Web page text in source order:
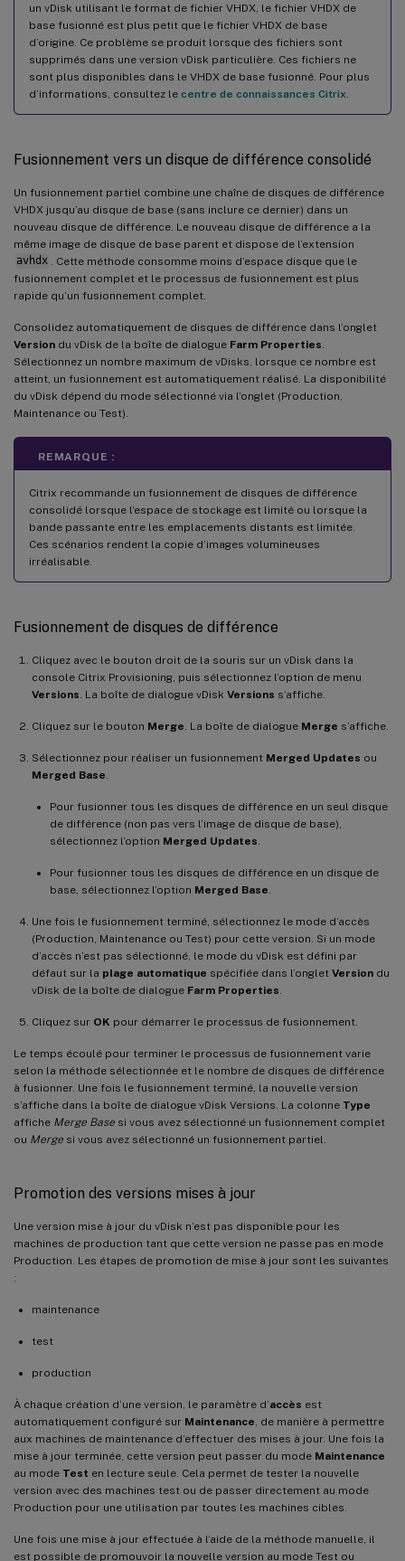
un vDisk utilisant le format de fichier VHDX, le fichier VHDX de
base fusionné est plus petit que le fichier VHDX de base
d’origine. Ce problème se produit lorsque des fichiers sont
supprimés dans une version vDisk particulière. Ces fichiers ne
sont plus disponibles dans le VHDX de base fusionné. Pour plus
d’informations, consultez le centre de connaissances Citrix
Fusionnement vers un disque de différence consolidé
Un fusionnement partiel combine une chaîne de disques de différence
VHDX jusqu’au disque de base (sans inclure ce dernier) dans un
nouveau disque de différence. Le nouveau disque de différence a la
même image de disque de base parent et dispose de l’extension
avhdx
. Cette méthode consomme moins d’espace disque que le
fusionnement complet et le processus de fusionnement est plus
rapide qu’un fusionnement complet.
Consolidez automatiquement de disques de différence dans l’onglet
Version du vDisk de la boîte de dialogue Farm Properties
Sélectionnez un nombre maximum de vDisks, lorsque ce nombre est
atteint, un fusionnement est automatiquement réalisé. La disponibilité
du vDisk dépend du mode sélectionné via l’onglet (Production,
Maintenance ou Test).
REMARQUE :
Citrix recommande un fusionnement de disques de différence
consolidé lorsque l’espace de stockage est limité ou lorsque la
bande passante entre les emplacements distants est limitée.
Ces scénarios rendent la copie d’images volumineuses
irréalisable.
Fusionnement de disques de différence
Cliquez avec le bouton droit de la souris sur un vDisk dans la
console Citrix Provisioning, puis sélectionnez l’option de menu
Versions . La boîte de dialogue vDisk Versions s’affiche.
Cliquez sur le bouton Merge . La boîte de dialogue Merge s’affiche.
Sélectionnez pour réaliser un fusionnement Merged Updates ou
Merged Base
Pour fusionner tous les disques de différence en un seul disque
de différence (non pas vers l’image de disque de base),
sélectionnez l’option Merged Updates
Pour fusionner tous les disques de différence en un disque de
base, sélectionnez l’option Merged Base
Une fois le fusionnement terminé, sélectionnez le mode d’accès
(Production, Maintenance ou Test) pour cette version. Si un mode
d’accès n’est pas sélectionné, le mode du vDisk est défini par
défaut sur la plage automatique spécifiée dans l’onglet Version du
vDisk de la boîte de dialogue Farm Properties
Cliquez sur OK pour démarrer le processus de fusionnement.
Le temps écoulé pour terminer le processus de fusionnement varie
selon la méthode sélectionnée et le nombre de disques de différence
à fusionner. Une fois le fusionnement terminé, la nouvelle version
s’affiche dans la boîte de dialogue vDisk Versions. La colonne Type
affiche Merge Base si vous avez sélectionné un fusionnement complet
ou Merge si vous avez sélectionné un fusionnement partiel.
Promotion des versions mises à jour
Une version mise à jour du vDisk n’est pas disponible pour les
machines de production tant que cette version ne passe pas en mode
Production. Les étapes de promotion de mise à jour sont les suivantes
:
maintenance
test
production
À chaque création d’une version, le paramètre d’accès est
automatiquement configuré sur Maintenance , de manière à permettre
aux machines de maintenance d’effectuer des mises à jour. Une fois la
mise à jour terminée, cette version peut passer du mode Maintenance
au mode Test en lecture seule. Cela permet de tester la nouvelle
version avec des machines test ou de passer directement au mode
Production pour une utilisation par toutes les machines cibles.
Une fois une mise à jour effectuée à l’aide de la méthode manuelle, il
est possible de promouvoir la nouvelle version au mode Test ou